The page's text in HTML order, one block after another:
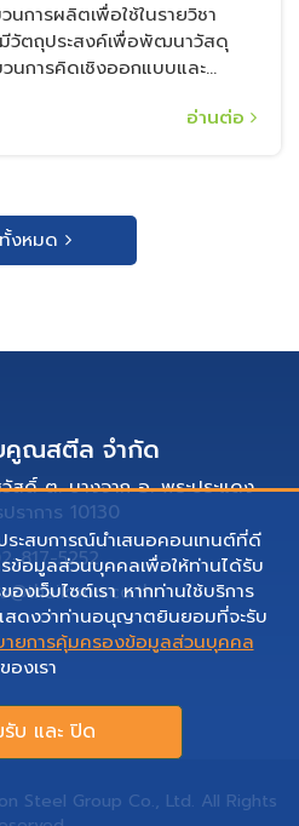
นการผลิตเพื่อใช้ในรายวิชา
วัตถุประสงค์เพื่อพัฒนาวัสดุ
นการคิดเชิงออกแบบและ
อ่านต่อ
งหมด
คูณสตีล จำกัด
ดิ์ ต. บางจาก อ. พระประแดง
ราการ 10130
817-5252
Steel Group Co., Ltd. All Rights
ระสบการณ์นำเสนอคอนเทนต์ที่ดี
ข้อมูลส่วนบุคคลเพื่อให้ท่านได้รับ
งเว็บไซต์เรา หากท่านใช้บริการ
สดงว่าท่านอนุญาตยินยอมที่จะรับ
ายการคุ้มครองข้อมูลส่วนบุคคล
ของเรา
บ และ ปิด